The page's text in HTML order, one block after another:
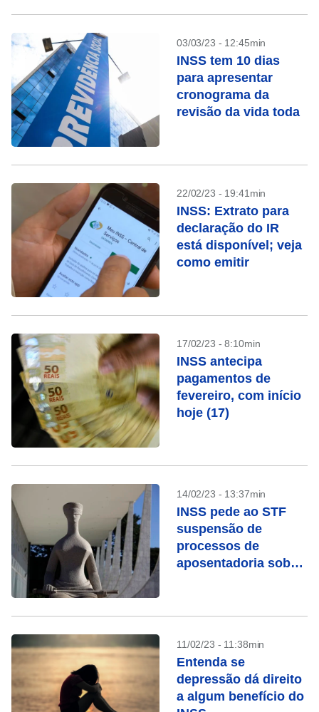
03/03/23 - 12:45min
INSS tem 10 dias
para apresentar
cronograma da
revisão da vida toda
22/02/23 - 19:41min
INSS: Extrato para
declaração do IR
está disponível; veja
como emitir
17/02/23 - 8:10min
INSS antecipa
pagamentos de
fevereiro, com início
hoje (17)
14/02/23 - 13:37min
INSS pede ao STF
suspensão de
processos de
aposentadoria sob
11/02/23 - 11:38min
Entenda se
depressão dá direito
a algum benefício do